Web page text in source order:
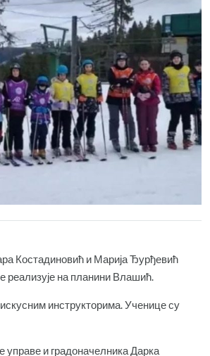
Костадиновић и Марија Ђурђевић
реализује на планини Влашић.
инструкторима. Ученице су
управе и градоначелника Дарка